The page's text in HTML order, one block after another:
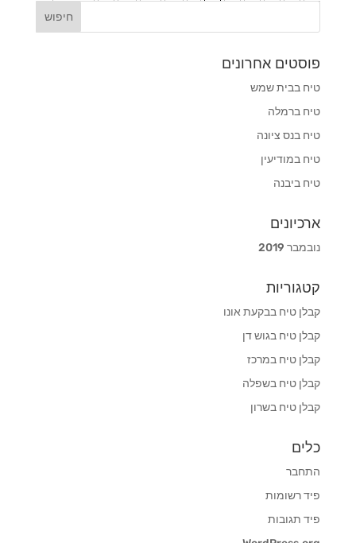
פוסטים אחרונים
טיח בבית שמש
טיח ברמלה
טיח בנס ציונה
טיח במודיעין
טיח ביבנה
ארכיונים
נובמבר 2019
קטגוריות
קבלן טיח בבקעת אונו
קבלן טיח בגוש דן
קבלן טיח במרכז
קבלן טיח בשפלה
קבלן טיח בשרון
כלים
התחבר
פיד רשומות
פיד תגובות